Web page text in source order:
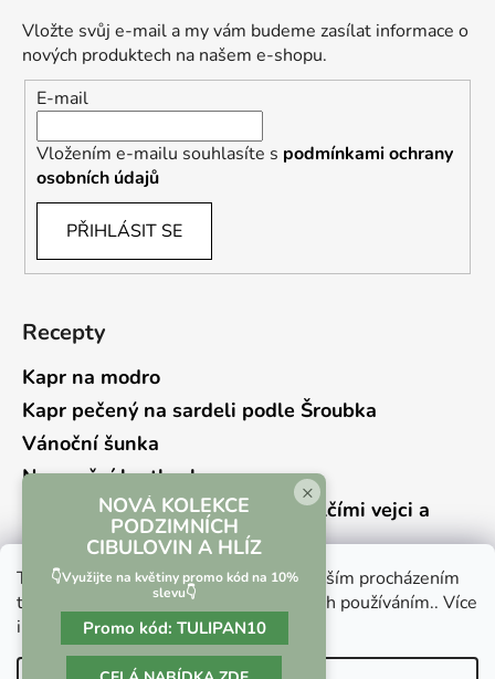
Tento web používá soubory cookie. Dalším procházením
tohoto webu vyjadřujete souhlas s jejich používáním.. Více
informacízde.
Vložte svůj e-mail a my vám budeme zasílat informace o
nových produktech na našem e-shopu.
E-mail
Vložením e-mailu souhlasíte s podmínkami ochrany
osobních údajů
PŘIHLÁSIT SE
Recepty
Kapr na modro
Kapr pečený na sardeli podle Šroubka
Vánoční šunka
Novoroční hrstkovka
Lehký bramborový salát s křepelčími vejci a
kyselou okurkou
Vrácení zboží a reklamace Kontaktní formulář
×
NOVÁ KOLEKCE
PODZIMNÍCH
CIBULOVIN A HLÍZ
👇Využijte na květiny promo kód na 10%
slevu👇
Promo kód: TULIPAN10